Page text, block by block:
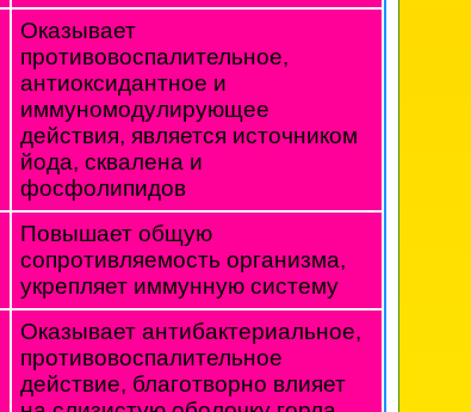
Оказывает
противовоспалительное,
антиоксидантное и
иммуномодулирующее
действия, является источником
йода, сквалена и
фосфолипидов
Повышает общую
сопротивляемость организма,
укрепляет иммунную систему
Оказывает антибактериальное,
противовоспалительное
действие, благотворно влияет